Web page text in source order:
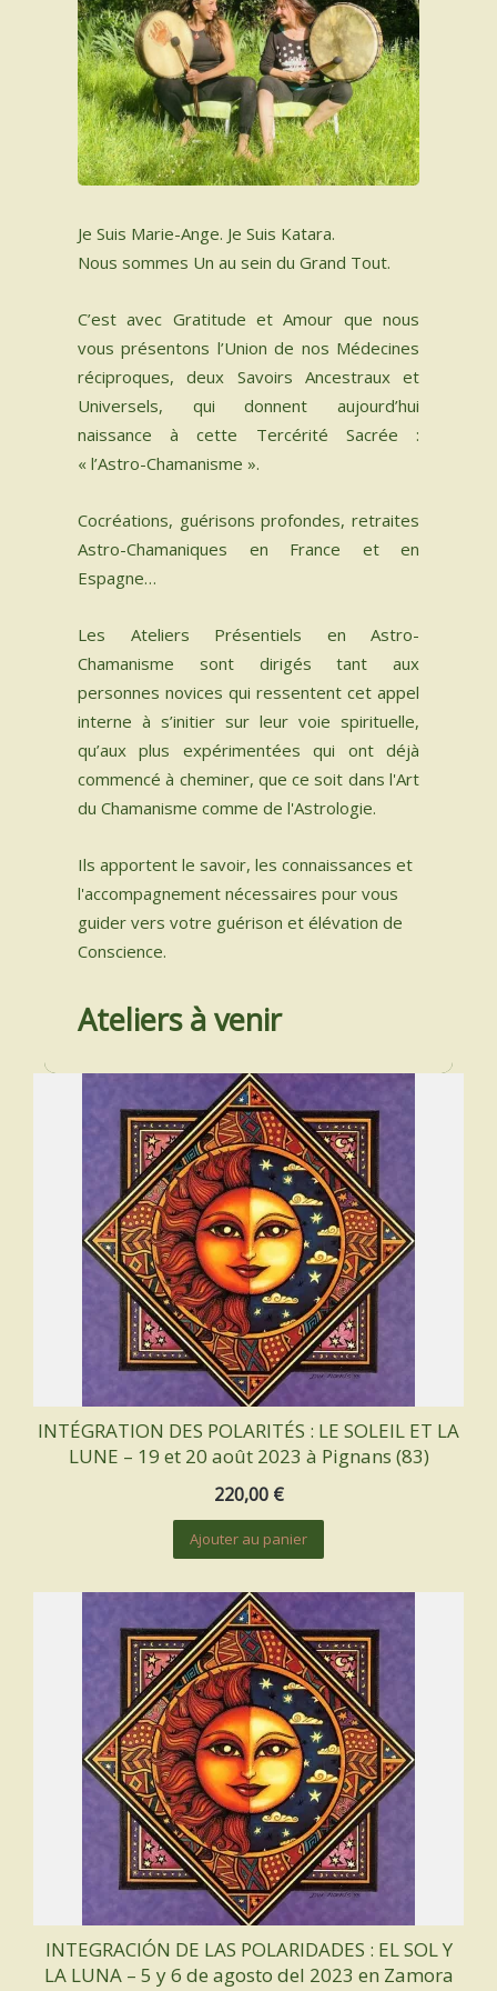
INSTRUMENTS SACRÉS
MON BLOG
ACTUALITÉ
ME CONTACTER
MON PANIER
Spanish
0 Article
Je Suis Marie-Ange. Je Suis Katara.
Nous sommes Un au sein du Grand Tout.
C’est avec Gratitude et Amour que nous
vous présentons l’Union de nos Médecines
réciproques, deux Savoirs Ancestraux et
Universels, qui donnent aujourd’hui
naissance à cette Tercérité Sacrée :
« l’Astro-Chamanisme ».
Cocréations, guérisons profondes, retraites
Astro-Chamaniques en France et en
Espagne…
Les Ateliers Présentiels en Astro-
Chamanisme sont dirigés tant aux
personnes novices qui ressentent cet appel
interne à s’initier sur leur voie spirituelle,
qu’aux plus expérimentées qui ont déjà
commencé à cheminer, que ce soit dans l'Art
du Chamanisme comme de l'Astrologie.
Ils apportent le savoir, les connaissances et
l'accompagnement nécessaires pour vous
guider vers votre guérison et élévation de
Conscience.
Ateliers à venir
INTÉGRATION DES POLARITÉS : LE SOLEIL ET LA
LUNE – 19 et 20 août 2023 à Pignans (83)
220,00 €
Ajouter au panier
INTEGRACIÓN DE LAS POLARIDADES : EL SOL Y
LA LUNA – 5 y 6 de agosto del 2023 en Zamora